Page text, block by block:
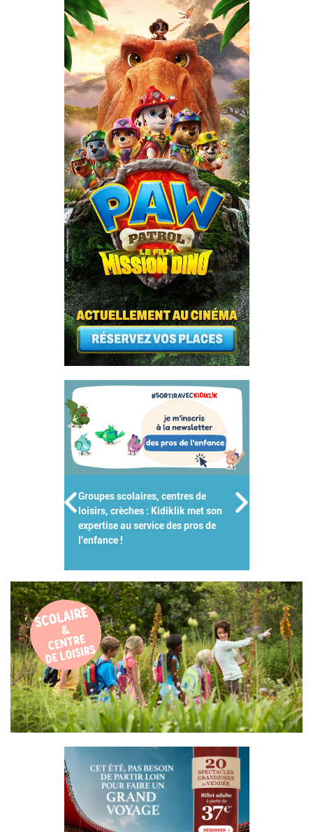
Groupes scolaires, centres de
loisirs, crèches : Kidiklik met son
expertise au service des pros de
l'enfance !